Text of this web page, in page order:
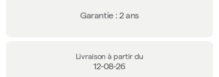
Garantie : 2 ans
Livraison à partir du
12-08-26